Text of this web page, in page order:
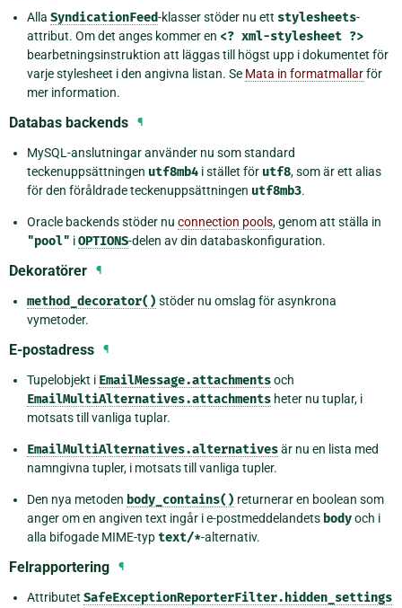
Alla SyndicationFeed-klasser stöder nu ett stylesheets-
attribut. Om det anges kommer en <? xml-stylesheet ?>
bearbetningsinstruktion att läggas till högst upp i dokumentet för
varje stylesheet i den angivna listan. Se Mata in formatmallarför
mer information.
Databas backends ¶
MySQL-anslutningar använder nu som standard
teckenuppsättningen utf8mb4 i stället för utf8, som är ett alias
för den föråldrade teckenuppsättningen utf8mb3.
Oracle backends stöder nu connection pools, genom att ställa in
"pool" iOPTIONS-delen av din databaskonfiguration.
Dekoratörer ¶
method_decorator() stöder nu omslag för asynkrona
vymetoder.
E-postadress ¶
Tupelobjekt i EmailMessage.attachmentsoch
EmailMultiAlternatives.attachments heter nu tuplar, i
motsats till vanliga tuplar.
EmailMultiAlternatives.alternativesär nu en lista med
namngivna tupler, i motsats till vanliga tupler.
Den nya metoden body_contains() returnerar en boolean som
anger om en angiven text ingår i e-postmeddelandets bodyoch i
alla bifogade MIME-typtext/*-alternativ.
Felrapportering ¶
Attributet SafeExceptionReporterFilter.hidden_settings